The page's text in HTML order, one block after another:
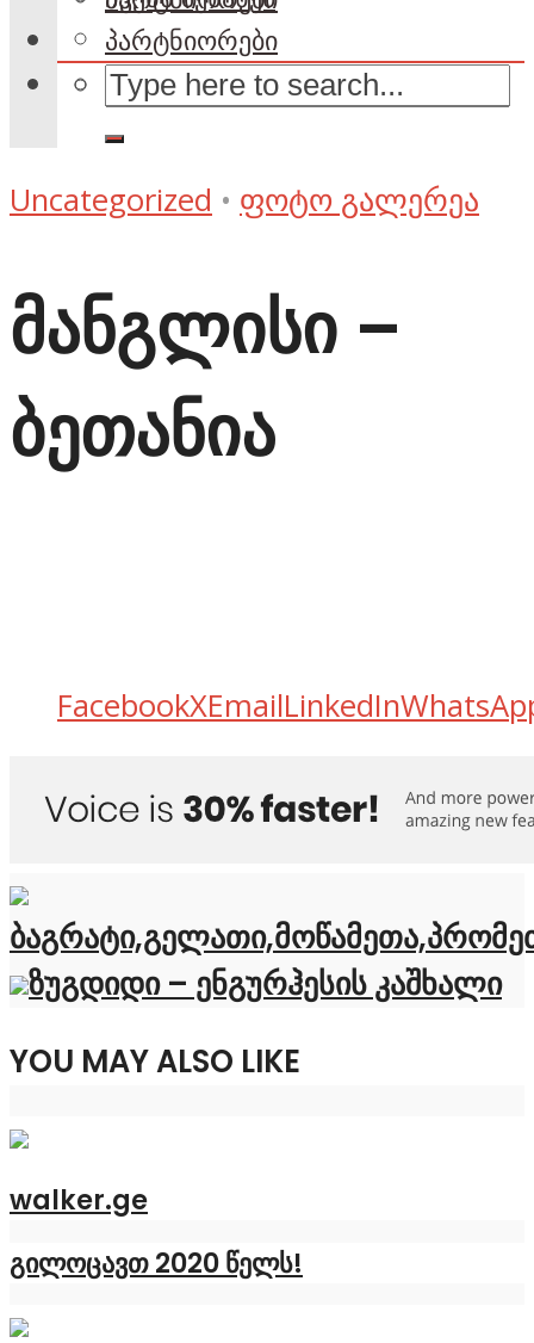
პარტნიორები
Uncategorized • ფოტო გალერეა
მანგლისი –
ბეთანია
FacebookXEmailLinkedIn
ზუგდიდი – ენგურჰესის კაშხალი
YOU MAY ALSO LIKE
walker.ge
გილოცავთ 2020 წელს!